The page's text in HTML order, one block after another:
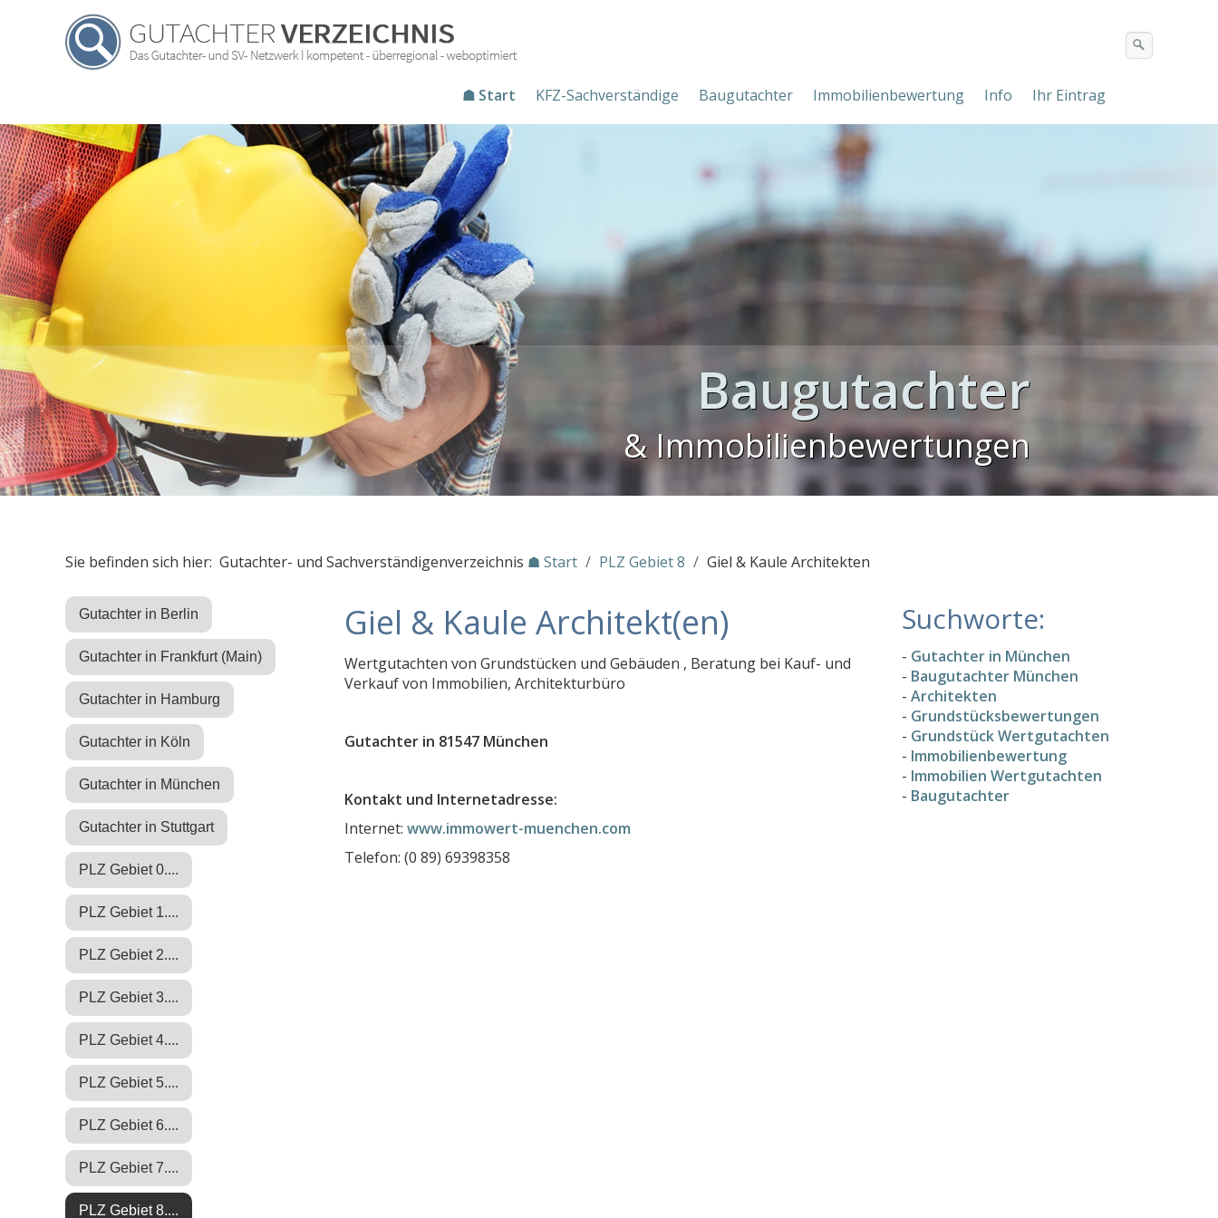
☗ Start KFZ-Sachverständige Baugutachter Immobilienbewertung Info Ihr Eintrag
Baugutachter
& Immobilienbewertungen
Sie befinden sich hier: Gutachter- und Sachverständigenverzeichnis ☗ Start / PLZ Gebiet 8 / Giel & Kaule Architekten
Gutachter in Berlin
Gutachter in Frankfurt (Main)
Gutachter in Hamburg
Gutachter in Köln
Gutachter in München
Gutachter in Stuttgart
PLZ Gebiet 0....
PLZ Gebiet 1....
PLZ Gebiet 2....
PLZ Gebiet 3....
PLZ Gebiet 4....
PLZ Gebiet 5....
PLZ Gebiet 6....
PLZ Gebiet 7....
PLZ Gebiet 8....
Giel & Kaule Architekt(en)
Wertgutachten von Grundstücken und Gebäuden , Beratung bei Kauf- und
Verkauf von Immobilien, Architekturbüro
Gutachter in 81547 München
Kontakt und Internetadresse:
Internet: www.immowert-muenchen.com
Telefon: (0 89) 69398358
Suchworte:
- Gutachter in München
- Baugutachter München
- Architekten
- Grundstücksbewertungen
- Grundstück Wertgutachten
- Immobilienbewertung
- Immobilien Wertgutachten
- Baugutachter